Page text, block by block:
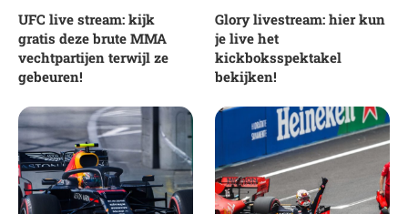
UFC live stream: kijk
gratis deze brute MMA
vechtpartijen terwijl ze
gebeuren!
Glory livestream: hier kun
je live het
kickboksspektakel
bekijken!